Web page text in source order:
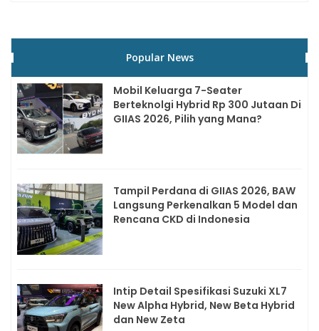
Popular News
Mobil Keluarga 7-Seater
Berteknolgi Hybrid Rp 300 Jutaan Di
GIIAS 2026, Pilih yang Mana?
Tampil Perdana di GIIAS 2026, BAW
Langsung Perkenalkan 5 Model dan
Rencana CKD di Indonesia
Intip Detail Spesifikasi Suzuki XL7
New Alpha Hybrid, New Beta Hybrid
dan New Zeta